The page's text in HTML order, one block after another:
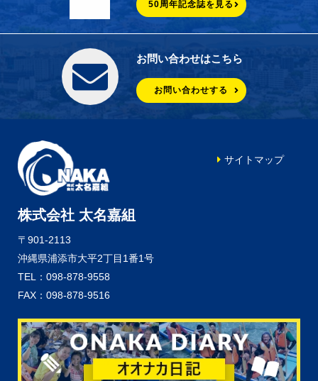
50周年記念誌を見る
お問い合わせはこちら
お問い合わせする
株式会社 太名嘉組
〒901-2113
沖縄県浦添市大平2丁目1番1号
TEL：098-878-9558
FAX：098-878-9516
サイトマップ